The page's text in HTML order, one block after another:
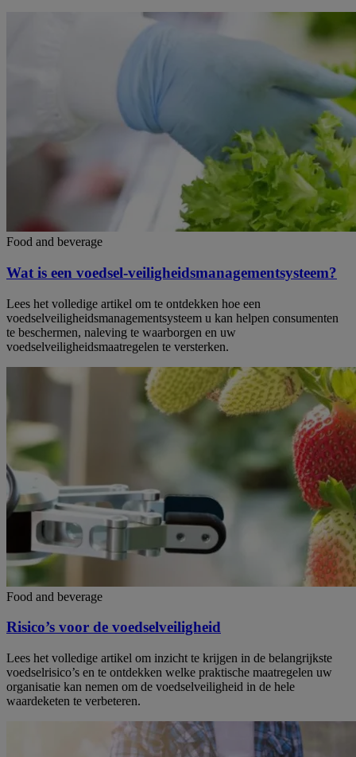
Food and beverage
Wat is een voedsel-veiligheidsmanagementsysteem?
Lees het volledige artikel om te ontdekken hoe een
voedselveiligheidsmanagementsysteem u kan helpen consumenten
te beschermen, naleving te waarborgen en uw
voedselveiligheidsmaatregelen te versterken.
Food and beverage
Risico’s voor de voedselveiligheid
Lees het volledige artikel om inzicht te krijgen in de belangrijkste
voedselrisico’s en te ontdekken welke praktische maatregelen uw
organisatie kan nemen om de voedselveiligheid in de hele
waardeketen te verbeteren.